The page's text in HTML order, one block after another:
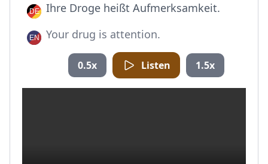
Ihre Droge heißt Aufmerksamkeit.
Your drug is attention.
0.5x Listen 1.5x